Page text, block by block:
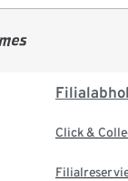
Click &